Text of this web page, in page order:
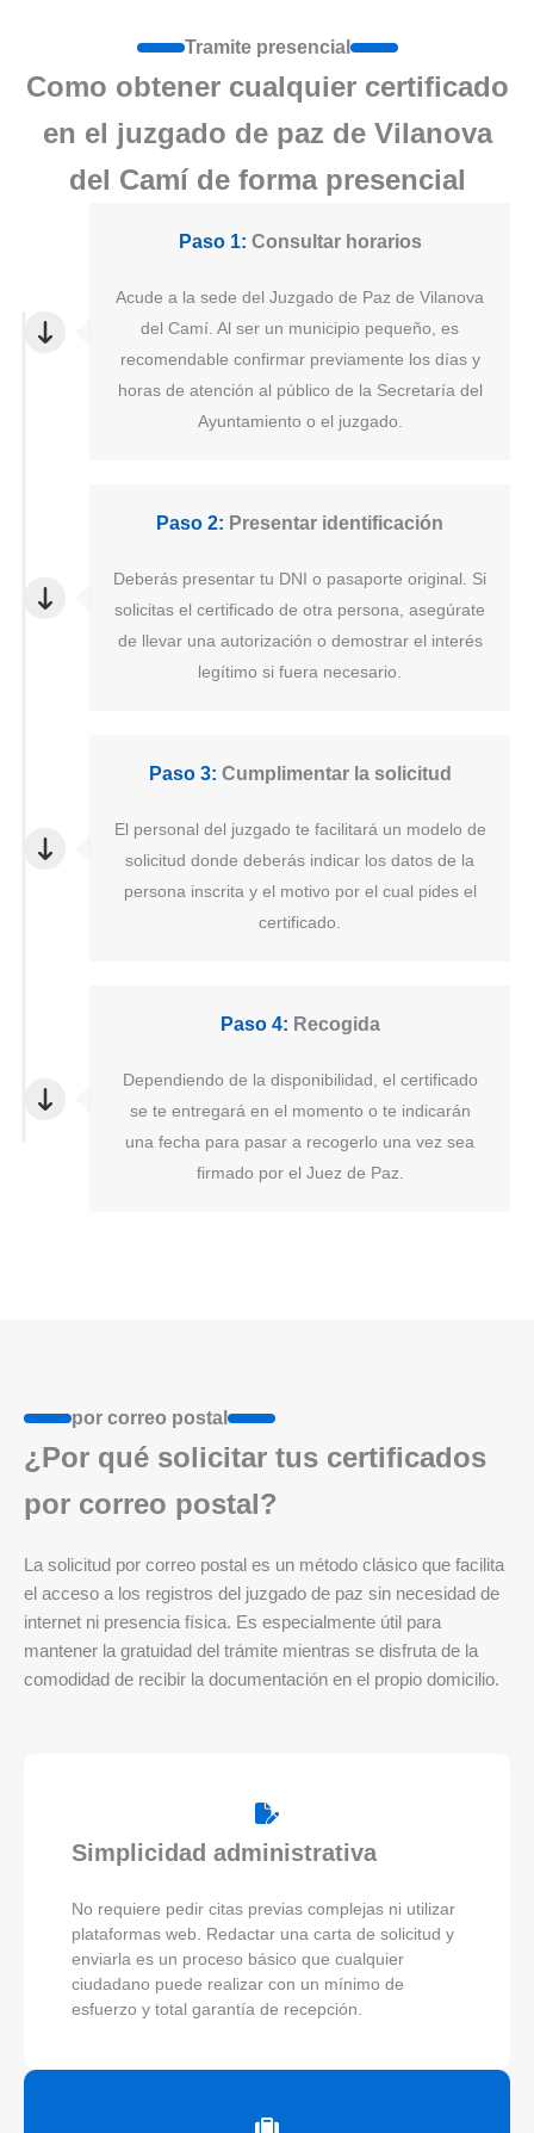
Tramite presencial
Como obtener cualquier certificado
en el juzgado de paz de Vilanova
del Camí de forma presencial
Paso 1: Consultar horarios
Acude a la sede del Juzgado de Paz de Vilanova
del Camí. Al ser un municipio pequeño, es
recomendable confirmar previamente los días y
horas de atención al público de la Secretaría del
Ayuntamiento o el juzgado.
Paso 2: Presentar identificación
Deberás presentar tu DNI o pasaporte original. Si
solicitas el certificado de otra persona, asegúrate
de llevar una autorización o demostrar el interés
legítimo si fuera necesario.
Paso 3: Cumplimentar la solicitud
El personal del juzgado te facilitará un modelo de
solicitud donde deberás indicar los datos de la
persona inscrita y el motivo por el cual pides el
certificado.
Paso 4: Recogida
Dependiendo de la disponibilidad, el certificado
se te entregará en el momento o te indicarán
una fecha para pasar a recogerlo una vez sea
firmado por el Juez de Paz.
por correo postal
¿Por qué solicitar tus certificados
por correo postal?
La solicitud por correo postal es un método clásico que facilita
el acceso a los registros del juzgado de paz sin necesidad de
internet ni presencia física. Es especialmente útil para
mantener la gratuidad del trámite mientras se disfruta de la
comodidad de recibir la documentación en el propio domicilio.
Simplicidad administrativa
No requiere pedir citas previas complejas ni utilizar
plataformas web. Redactar una carta de solicitud y
enviarla es un proceso básico que cualquier
ciudadano puede realizar con un mínimo de
esfuerzo y total garantía de recepción.